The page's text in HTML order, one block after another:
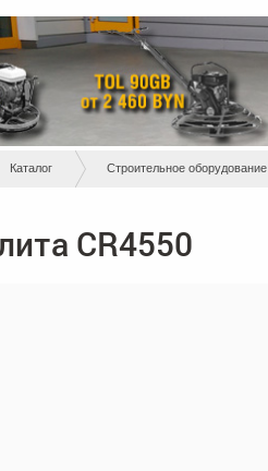
Каталог Строительное оборудование
CR4550